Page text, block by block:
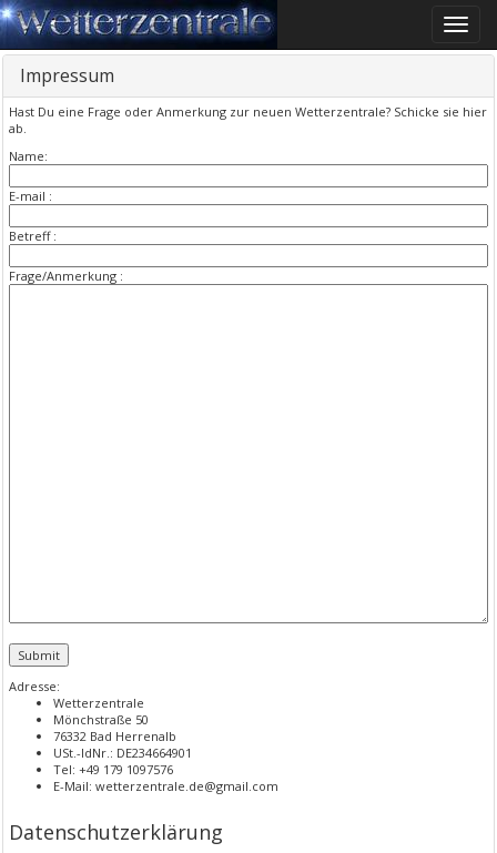
Toggle
Impressum
Hast Du eine Frage oder Anmerkung zur neuen Wetterzentrale? Schicke sie hier
ab.
Name:
E-mail :
Betreff :
Frage/Anmerkung :
Adresse:
Wetterzentrale
Mönchstraße 50
76332 Bad Herrenalb
USt.-IdNr.: DE234664901
Tel: +49 179 1097576
E-Mail: wetterzentrale.de@gmail.com
Datenschutzerklärung